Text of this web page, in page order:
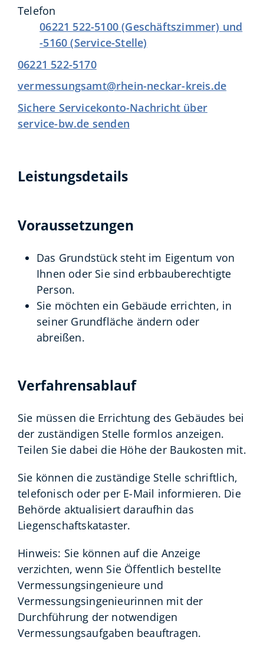
Telefon
06221 522-5100 (Geschäftszimmer) und
-5160 (Service-Stelle)
06221 522-5170
vermessungsamt@rhein-neckar-kreis.de
Sichere Servicekonto-Nachricht über
service-bw.de senden
Leistungsdetails
Voraussetzungen
Das Grundstück steht im Eigentum von
Ihnen oder Sie sind erbbauberechtigte
Person.
Sie möchten ein Gebäude errichten, in
seiner Grundfläche ändern oder
abreißen.
Verfahrensablauf
Sie müssen die Errichtung des Gebäudes bei
der zuständigen Stelle formlos anzeigen.
Teilen Sie dabei die Höhe der Baukosten mit.
Sie können die zuständige Stelle schriftlich,
telefonisch oder per E-Mail informieren. Die
Behörde aktualisiert daraufhin das
Liegenschaftskataster.
Hinweis: Sie können auf die Anzeige
verzichten, wenn Sie Öffentlich bestellte
Vermessungsingenieure und
Vermessungsingenieurinnen mit der
Durchführung der notwendigen
Vermessungsaufgaben beauftragen.